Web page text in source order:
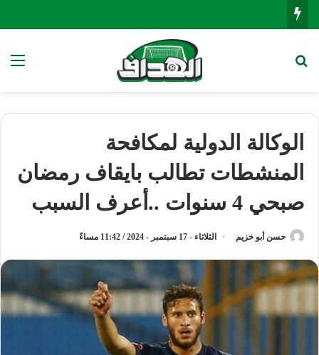
الوكالة الدولية لمكافحة
المنشطات تطالب بايقاف رمضان
صبحي 4 سنوات ..أعرف السبب
حسن أبو خزيم الثلاثاء - 17 سبتمبر - 2024 / 11:42 مساءً